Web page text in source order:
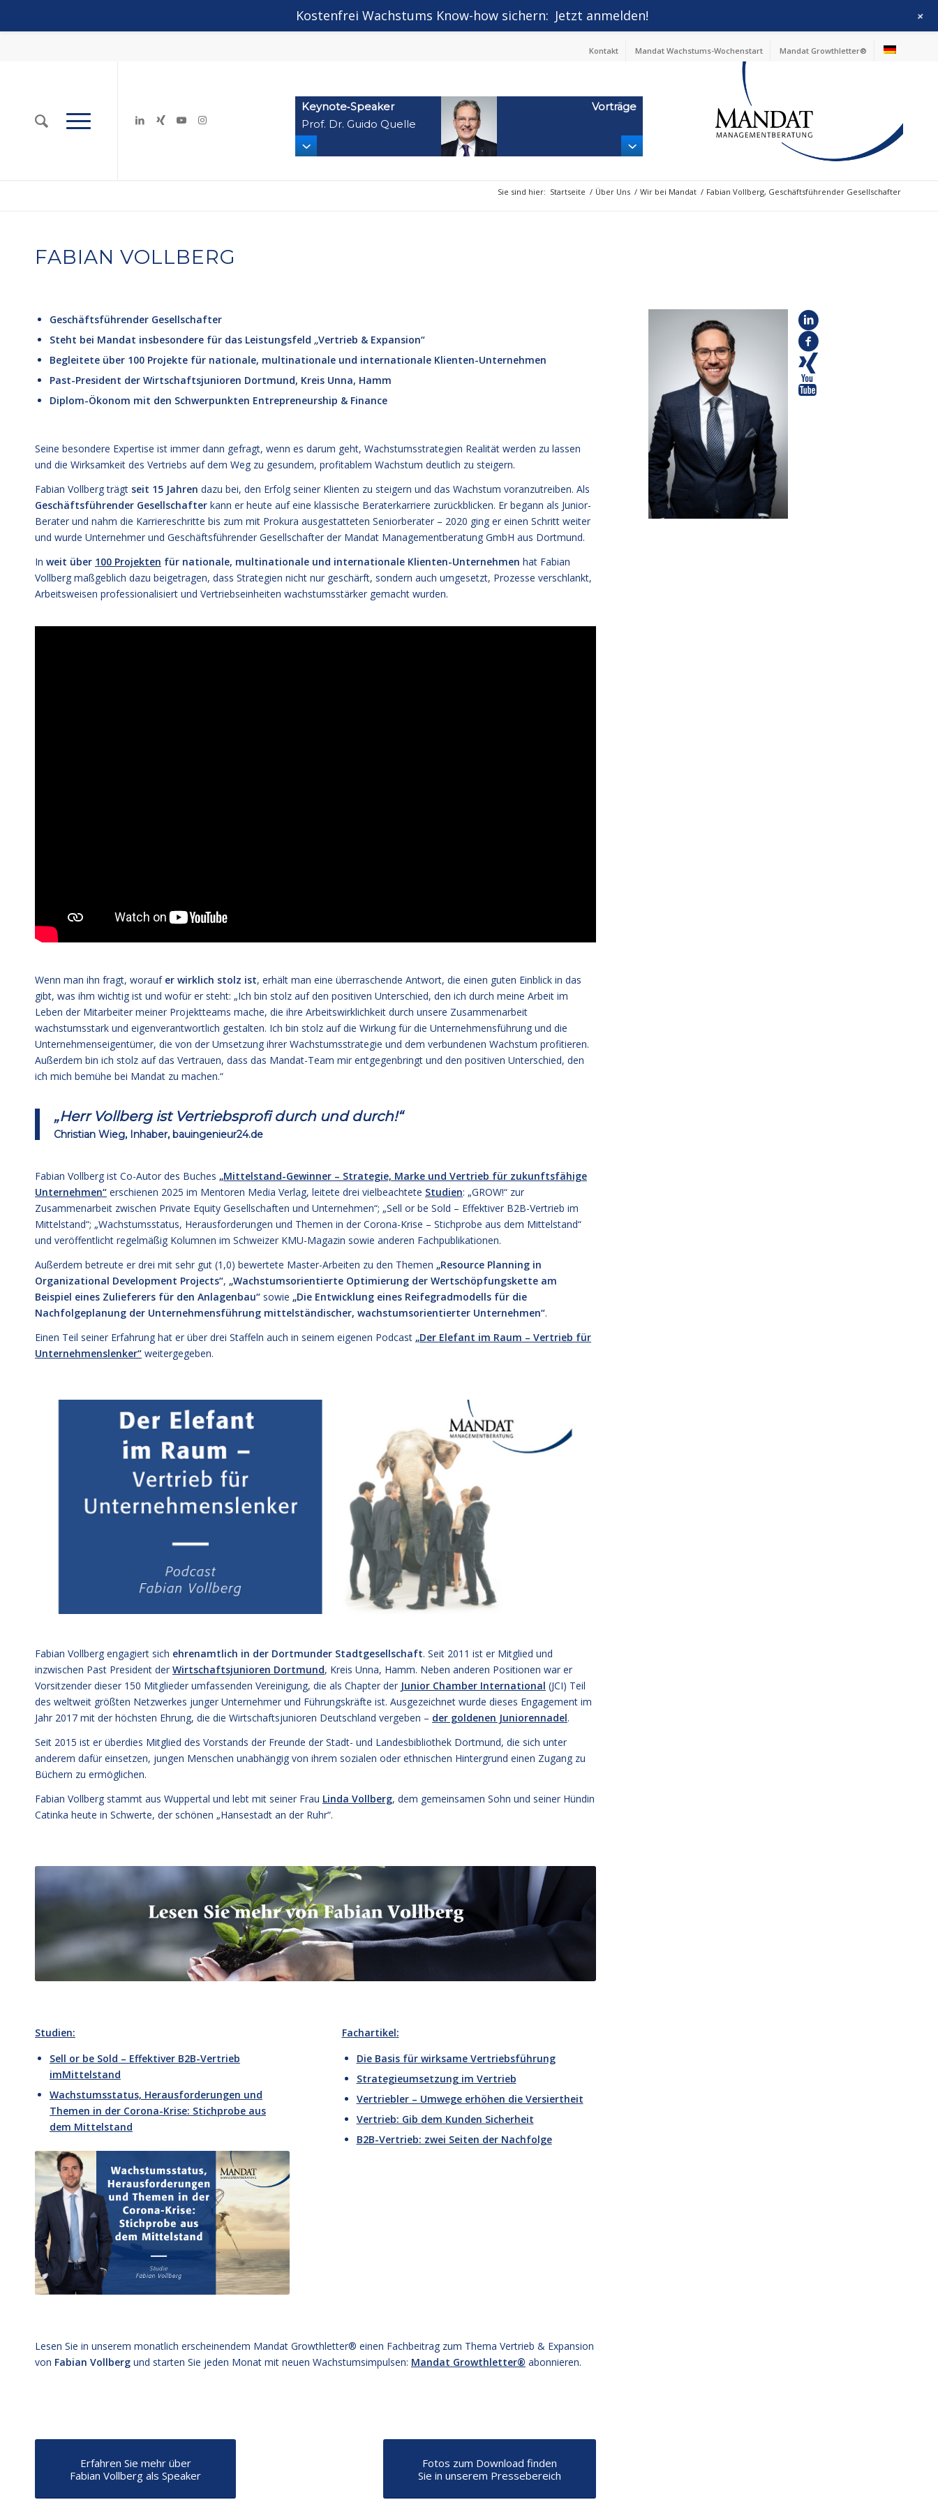
Kontakt Mandat Wachstums-Wochenstart Mandat Growthletter®
Keynote‑Speaker
Prof. Dr. Guido Quelle
Vorträge
Sie sind hier: Startseite / Über Uns / Wir bei Mandat / Fabian Vollberg, Geschäftsführender Gesellschafter
FABIAN VOLLBERG
Geschäftsführender Gesellschafter
Steht bei Mandat insbesondere für das Leistungsfeld „Vertrieb & Expansion“
Begleitete über 100 Projekte für nationale, multinationale und internationale Klienten-Unternehmen
Past-President der Wirtschaftsjunioren Dortmund, Kreis Unna, Hamm
Diplom-Ökonom mit den Schwerpunkten Entrepreneurship & Finance
Seine besondere Expertise ist immer dann gefragt, wenn es darum geht, Wachstumsstrategien Realität werden zu lassen
und die Wirksamkeit des Vertriebs auf dem Weg zu gesundem, profitablem Wachstum deutlich zu steigern.
Fabian Vollberg trägt seit 15 Jahren dazu bei, den Erfolg seiner Klienten zu steigern und das Wachstum voranzutreiben. Als
Geschäftsführender Gesellschafter kann er heute auf eine klassische Beraterkarriere zurückblicken. Er begann als Junior-
Berater und nahm die Karriereschritte bis zum mit Prokura ausgestatteten Seniorberater – 2020 ging er einen Schritt weiter
und wurde Unternehmer und Geschäftsführender Gesellschafter der Mandat Managementberatung GmbH aus Dortmund.
In weit über 100 Projekten für nationale, multinationale und internationale Klienten-Unternehmen hat Fabian
Vollberg maßgeblich dazu beigetragen, dass Strategien nicht nur geschärft, sondern auch umgesetzt, Prozesse verschlankt,
Arbeitsweisen professionalisiert und Vertriebseinheiten wachstumsstärker gemacht wurden.
Wenn man ihn fragt, worauf er wirklich stolz ist, erhält man eine überraschende Antwort, die einen guten Einblick in das
gibt, was ihm wichtig ist und wofür er steht: „Ich bin stolz auf den positiven Unterschied, den ich durch meine Arbeit im
Leben der Mitarbeiter meiner Projektteams mache, die ihre Arbeitswirklichkeit durch unsere Zusammenarbeit
wachstumsstark und eigenverantwortlich gestalten. Ich bin stolz auf die Wirkung für die Unternehmensführung und die
Unternehmenseigentümer, die von der Umsetzung ihrer Wachstumsstrategie und dem verbundenen Wachstum profitieren.
Außerdem bin ich stolz auf das Vertrauen, dass das Mandat-Team mir entgegenbringt und den positiven Unterschied, den
ich mich bemühe bei Mandat zu machen.“
„Herr Vollberg ist Vertriebsprofi durch und durch!“
Christian Wieg, Inhaber, bauingenieur24.de
Fabian Vollberg ist Co-Autor des Buches „Mittelstand-Gewinner – Strategie, Marke und Vertrieb für zukunftsfähige
Unternehmen“ erschienen 2025 im Mentoren Media Verlag, leitete drei vielbeachtete Studien: „GROW!“ zur
Zusammenarbeit zwischen Private Equity Gesellschaften und Unternehmen“; „Sell or be Sold – Effektiver B2B-Vertrieb im
Mittelstand“; „Wachstumsstatus, Herausforderungen und Themen in der Corona-Krise – Stichprobe aus dem Mittelstand“
und veröffentlicht regelmäßig Kolumnen im Schweizer KMU-Magazin sowie anderen Fachpublikationen.
Außerdem betreute er drei mit sehr gut (1,0) bewertete Master-Arbeiten zu den Themen „Resource Planning in
Organizational Development Projects“, „Wachstumsorientierte Optimierung der Wertschöpfungskette am
Beispiel eines Zulieferers für den Anlagenbau“ sowie „Die Entwicklung eines Reifegradmodells für die
Nachfolgeplanung der Unternehmensführung mittelständischer, wachstumsorientierter Unternehmen“.
Einen Teil seiner Erfahrung hat er über drei Staffeln auch in seinem eigenen Podcast „Der Elefant im Raum – Vertrieb für
Unternehmenslenker“ weitergegeben.
Fabian Vollberg engagiert sich ehrenamtlich in der Dortmunder Stadtgesellschaft. Seit 2011 ist er Mitglied und
inzwischen Past President der Wirtschaftsjunioren Dortmund, Kreis Unna, Hamm. Neben anderen Positionen war er
Vorsitzender dieser 150 Mitglieder umfassenden Vereinigung, die als Chapter der Junior Chamber International (JCI) Teil
des weltweit größten Netzwerkes junger Unternehmer und Führungskräfte ist. Ausgezeichnet wurde dieses Engagement im
Jahr 2017 mit der höchsten Ehrung, die die Wirtschaftsjunioren Deutschland vergeben – der goldenen Juniorennadel.
Seit 2015 ist er überdies Mitglied des Vorstands der Freunde der Stadt- und Landesbibliothek Dortmund, die sich unter
anderem dafür einsetzen, jungen Menschen unabhängig von ihrem sozialen oder ethnischen Hintergrund einen Zugang zu
Büchern zu ermöglichen.
Fabian Vollberg stammt aus Wuppertal und lebt mit seiner Frau Linda Vollberg, dem gemeinsamen Sohn und seiner Hündin
Catinka heute in Schwerte, der schönen „Hansestadt an der Ruhr“.
Studien:
Sell or be Sold – Effektiver B2B-Vertrieb
imMittelstand
Wachstumsstatus, Herausforderungen und
Themen in der Corona-Krise: Stichprobe aus
dem Mittelstand
Fachartikel:
Die Basis für wirksame Vertriebsführung
Strategieumsetzung im Vertrieb
Vertriebler – Umwege erhöhen die Versiertheit
Vertrieb: Gib dem Kunden Sicherheit
B2B-Vertrieb: zwei Seiten der Nachfolge
Lesen Sie in unserem monatlich erscheinendem Mandat Growthletter® einen Fachbeitrag zum Thema Vertrieb & Expansion
von Fabian Vollberg und starten Sie jeden Monat mit neuen Wachstumsimpulsen: Mandat Growthletter® abonnieren.
Erfahren Sie mehr über
Fabian Vollberg als Speaker
Fotos zum Download finden
Sie in unserem Pressebereich
Kostenfrei Wachstums Know-how sichern: Jetzt anmelden! +